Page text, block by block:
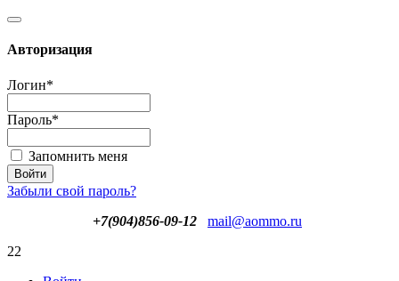
Авторизация
Логин*
Пароль*
Запомнить меня
Забыли свой пароль?
+7(904)856-09-12
mail@aommo.ru
22